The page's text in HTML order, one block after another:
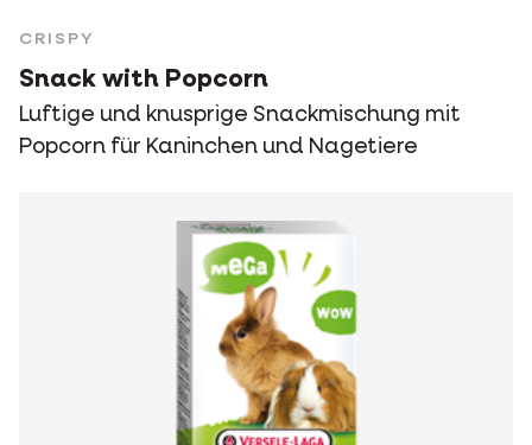
CRISPY
Snack with Popcorn
Luftige und knusprige Snackmischung mit
Popcorn für Kaninchen und Nagetiere